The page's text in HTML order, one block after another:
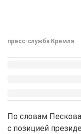
пресс-служба Кремля
По словам
с позицией